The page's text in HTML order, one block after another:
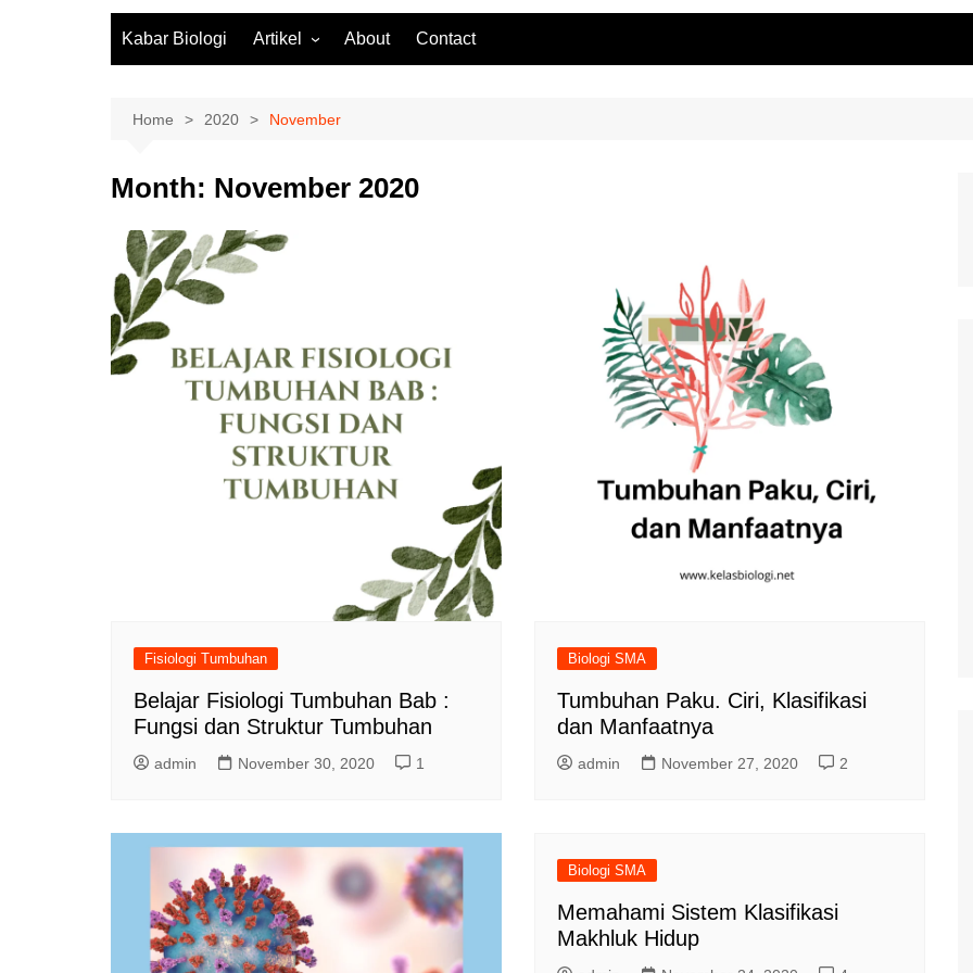
Kabar Biologi Artikel
Biologi Molekuler
Zoologi
About Contact
Home 2020 November
Month: November 2020
Fisiologi Tumbuhan
Belajar Fisiologi Tumbuhan Bab :
Fungsi dan Struktur Tumbuhan
admin November 30, 2020 1
Biologi SMA
Tumbuhan Paku. Ciri, Klasifikasi
dan Manfaatnya
admin November 27, 2020 2
Biologi SMA
Memahami Sistem Klasifikasi
Makhluk Hidup